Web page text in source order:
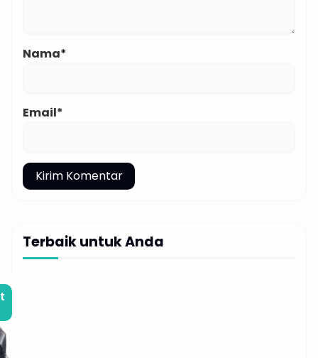
Nama*
Email*
Terbaik untuk Anda